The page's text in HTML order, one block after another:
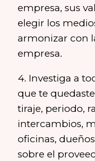
empresa, sus
elegir los
armonizar con
empresa.
4. Investiga a
que te
tiraje, periodo,
intercambios,
oficinas,
sobre el